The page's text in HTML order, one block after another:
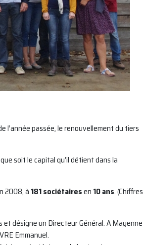
l’année passée, le renouvellement du tiers
soit le capital qu’il détient dans la
2008, à181 sociétairesen 10 ans. (Chiffres
désigne un Directeur Général. A Mayenne
Emmanuel.